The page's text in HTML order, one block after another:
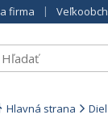
firma
Hlavná strana